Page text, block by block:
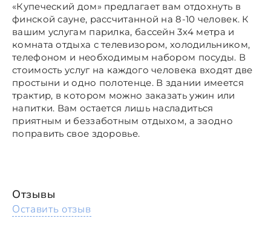
«Купеческий дом» предлагает вам отдохнуть в
финской сауне, рассчитанной на 8-10 человек. К
вашим услугам парилка, бассейн 3х4 метра и
комната отдыха с телевизором, холодильником,
телефоном и необходимым набором посуды. В
стоимость услуг на каждого человека входят две
простыни и одно полотенце. В здании имеется
трактир, в котором можно заказать ужин или
напитки. Вам остается лишь насладиться
приятным и беззаботным отдыхом, а заодно
поправить свое здоровье.
Отзывы
Оставить отзыв